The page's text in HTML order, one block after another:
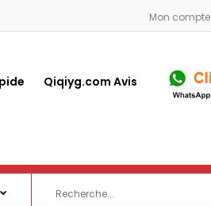
Mon compte
Qiqiyg.com Avis